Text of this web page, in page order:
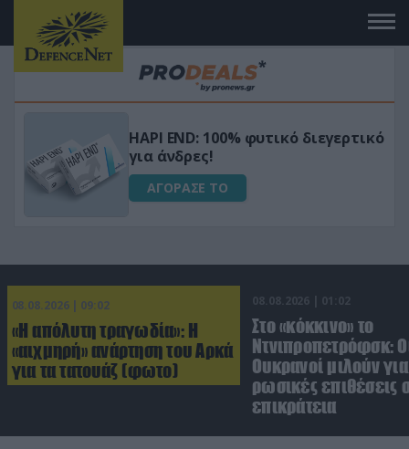
Μεταμόρφωσε τον κήπο σου με το
Ultra Box Μίνι Αλυσοπρίονο με
μπαταρία λιθίου
ΑΓΟΡΑΣΕ ΤΟ
08.08.2026 | 09:02
«Η απόλυτη τραγωδία»: Η
«αιχμηρή» ανάρτηση του Αρκά
για τα τατουάζ (φωτο)
08.08.2026 | 01:02
Στο «κόκκινο» το
Ντνιπροπετρόφσκ:
Ουκρανοί μιλούν
ρωσικές επιθέσεις
επικράτεια